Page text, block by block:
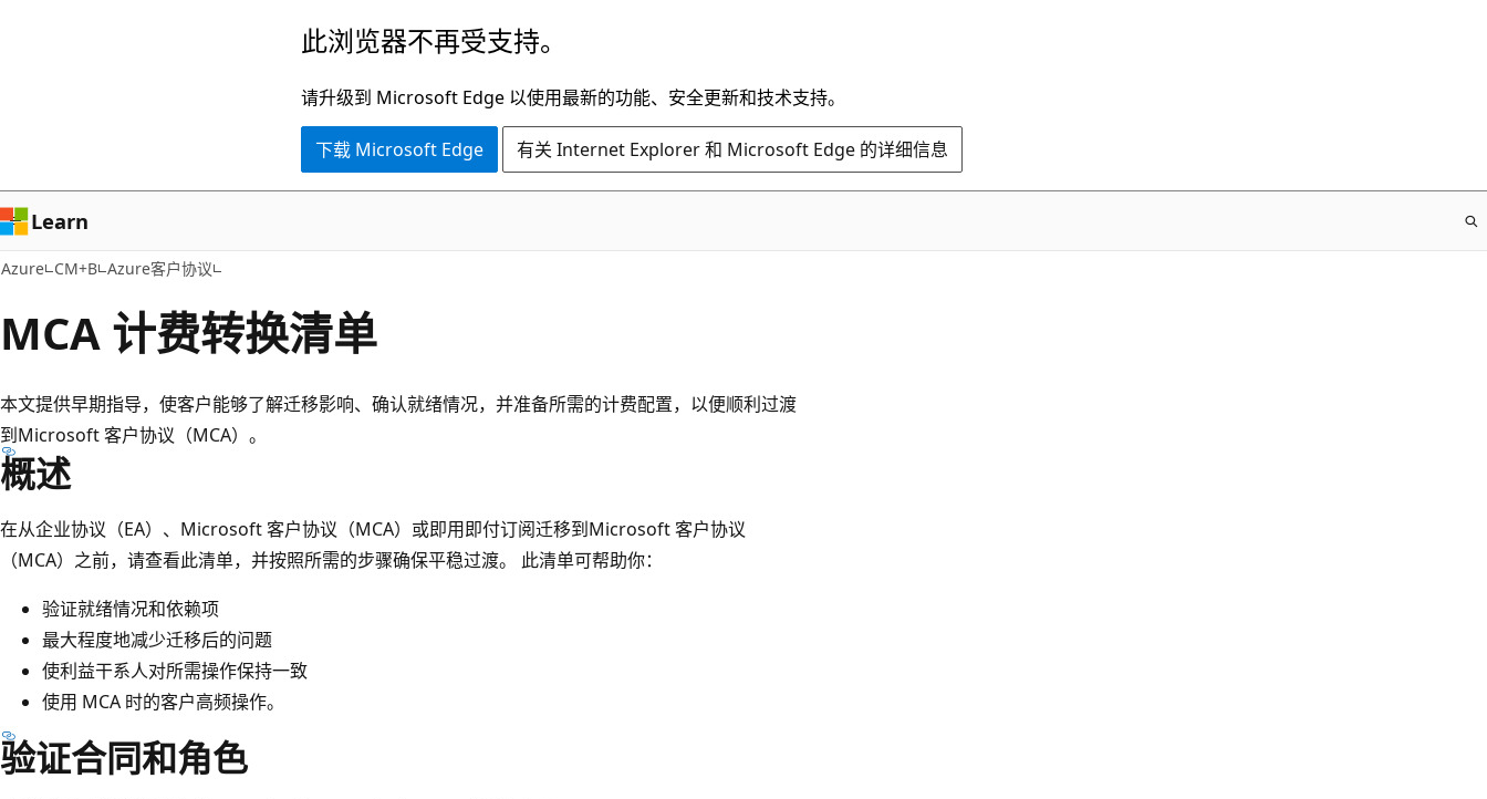
容
此浏览器不再受支持。
请升级到 Microsoft Edge 以使用最新的功能、安全更新和技术支持。
下载 Microsoft Edge 有关 Internet Explorer 和 Microsoft Edge 的详细信息
Learn
Azure CM+B Azure客户协议
MCA 计费转换清单
本文提供早期指导，使客户能够了解迁移影响、确认就绪情况，并准备所需的计费配置，以便顺利过渡
到Microsoft 客户协议（MCA）。
概述
在从企业协议（EA）、Microsoft 客户协议（MCA）或即用即付订阅迁移到Microsoft 客户协议
（MCA）之前，请查看此清单，并按照所需的步骤确保平稳过渡。 此清单可帮助你：
验证就绪情况和依赖项
最大程度地减少迁移后的问题
使利益干系人对所需操作保持一致
使用 MCA 时的客户高频操作。
验证合同和角色